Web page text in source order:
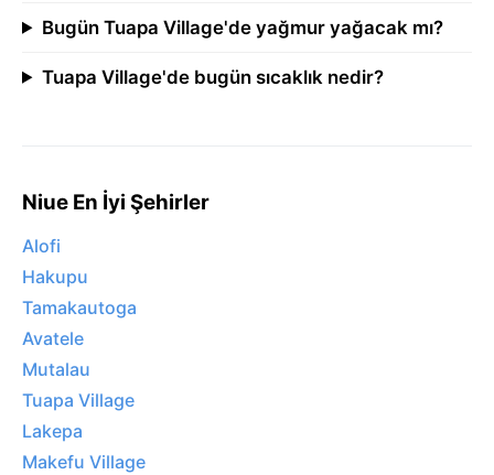
Bugün Tuapa Village'de yağmur yağacak mı?
Tuapa Village'de bugün sıcaklık nedir?
Niue En İyi Şehirler
Alofi
Hakupu
Tamakautoga
Avatele
Mutalau
Tuapa Village
Lakepa
Makefu Village